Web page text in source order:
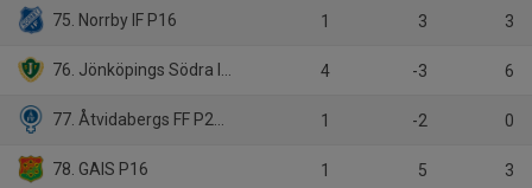
75. Norrby IF P16 1 3 3
76. Jönköpings Södra IF P16 4 -3 6
77. Åtvidabergs FF P2011 1 -2 0
78. GAIS P16 1 5 3